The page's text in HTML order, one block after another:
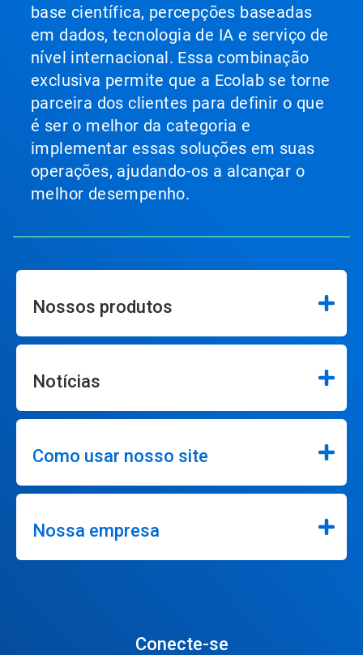
base científica, percepções baseadas
em dados, tecnologia de IA e serviço de
nível internacional. Essa combinação
exclusiva permite que a Ecolab se torne
parceira dos clientes para definir o que
é ser o melhor da categoria e
implementar essas soluções em suas
operações, ajudando-os a alcançar o
melhor desempenho.
Nossos produtos
Notícias
Como usar nosso site
Nossa empresa
Conecte-se